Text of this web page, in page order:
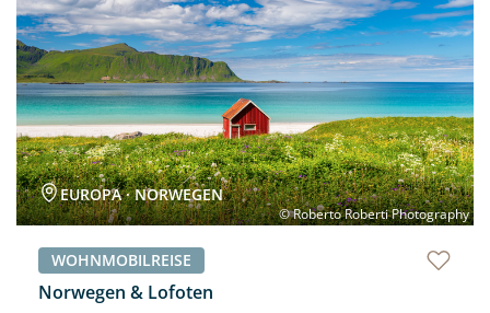
© Roberto Roberti Photography
EUROPA · NORWEGEN
WOHNMOBILREISE
Norwegen & Lofoten